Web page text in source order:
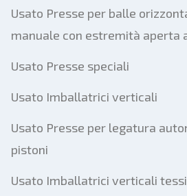
Usato Presse per balle
manuale con estremità aperta
Usato Presse speciali
Usato Imballatrici verticali
Usato Presse per legatura
pistoni
Usato Imballatrici verticali